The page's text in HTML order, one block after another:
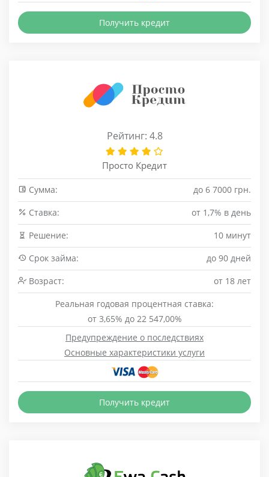
Получить кредит
Рейтинг: 4.8
Просто Кредит
Сумма:
до 6 7000 грн.
Cтавка:
от 1,7% в день
Решение:
10 минут
Срок займа:
до 90 дней
Возраст:
от 18 лет
Реальная годовая процентная ставка:
от 3,65% до 22 547,00%
Предупреждение о последствиях
Основные характеристики услуги
Получить кредит